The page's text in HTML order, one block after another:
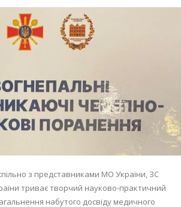
з представниками МО України, ЗС
триває творчий науково-практичний
набутого досвіду медичного